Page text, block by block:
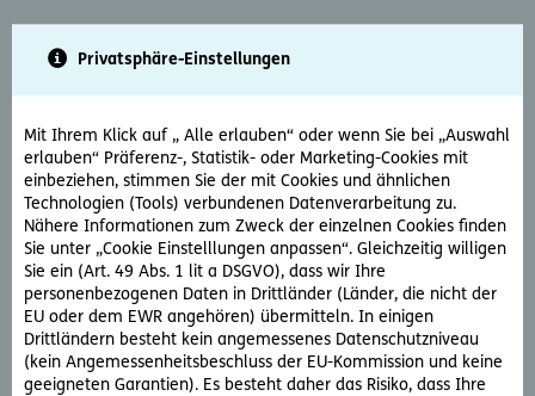
Privatsphäre-Einstellungen
Mit Ihrem Klick auf „ Alle erlauben“ oder wenn Sie bei „Auswahl
erlauben“ Präferenz-, Statistik- oder Marketing-Cookies mit
einbeziehen, stimmen Sie der mit Cookies und ähnlichen
Technologien (Tools) verbundenen Datenverarbeitung zu.
Nähere Informationen zum Zweck der einzelnen Cookies finden
Sie unter „Cookie Einstelllungen anpassen“. Gleichzeitig willigen
Sie ein (Art. 49 Abs. 1 lit a DSGVO), dass wir Ihre
personenbezogenen Daten in Drittländer (Länder, die nicht der
EU oder dem EWR angehören) übermitteln. In einigen
Drittländern besteht kein angemessenes Datenschutzniveau
(kein Angemessenheitsbeschluss der EU-Kommission und keine
geeigneten Garantien). Es besteht daher das Risiko, dass Ihre
Risiken und Probleme beim Vorgehen
Diskreditierung des Opfers
Betroffene werden in Ihrer Glaubhaftigkeit oft
herabgesetzt, als humorlos bzw. überempfindlich oder
hysterisch hingestellt. Dazu kann das Aufzeigen von
sexueller Belästigung am Arbeitsplatz oft mit beruflichen
Schwierigkeiten einhergehen. Von Rache, Benachteiligung
am Arbeitsplatz bis hin zu Mobbing können die Folgen
reichen.